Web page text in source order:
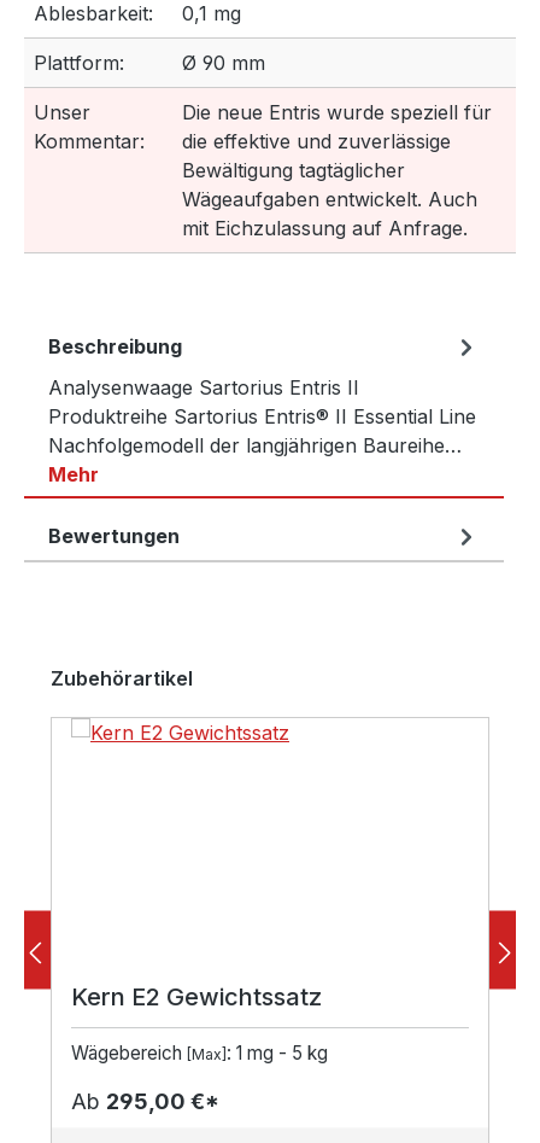
Ablesbarkeit: 0,1 mg
Plattform: Ø 90 mm
Unser
Kommentar:
Die neue Entris wurde speziell für
die effektive und zuverlässige
Bewältigung tagtäglicher
Wägeaufgaben entwickelt. Auch
mit Eichzulassung auf Anfrage.
Beschreibung
Analysenwaage Sartorius Entris II
Produktreihe Sartorius Entris® II Essential Line
Nachfolgemodell der langjährigen Baureihe…
Mehr
Bewertungen
Produktgalerie überspringen
Zubehörartikel
Kern E2 Gewichtssatz
Wägebereich [Max] : 1 mg - 5 kg
Ab 295,00 €*